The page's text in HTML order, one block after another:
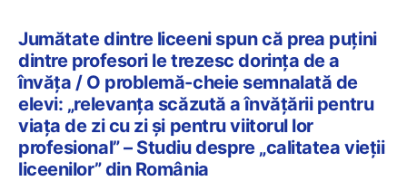
Jumătate dintre liceeni spun că prea puțini
dintre profesori le trezesc dorința de a
învăța / O problemă-cheie semnalată de
elevi: „relevanța scăzută a învățării pentru
viața de zi cu zi și pentru viitorul lor
profesional” – Studiu despre „calitatea vieții
liceenilor” din România